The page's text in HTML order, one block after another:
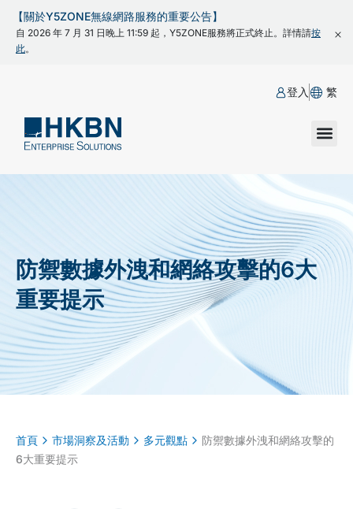
【關於Y5ZONE無線網路服務的重要公告】
自 2026 年 7 月 31 日晚上 11:59 起，Y5ZONE服務將正式終止。詳情請按
此。
登入 繁
防禦數據外洩和網絡攻擊的6大
重要提示
首頁 市場洞察及活動 多元觀點
防禦數據外洩和網絡攻擊的
6大重要提示